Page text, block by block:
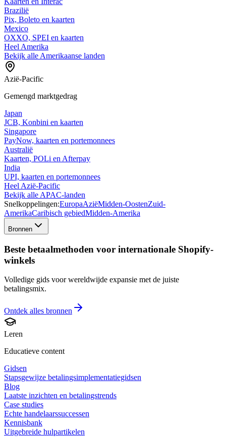
Brazilië
Pix, Boleto en kaarten
Mexico
OXXO, SPEI en kaarten
Heel Amerika
Bekijk alle Amerikaanse landen
Azië-Pacific
Gemengd marktgedrag
Japan
JCB, Konbini en kaarten
Singapore
PayNow, kaarten en portemonnees
Australië
Kaarten, POLi en Afterpay
India
UPI, kaarten en portemonnees
Heel Azië-Pacific
Bekijk alle APAC-landen
Snelkoppelingen:EuropaAziëMidden-OostenZuid-
AmerikaCaribisch gebiedMidden-Amerika
Bronnen
Beste betaalmethoden voor internationale Shopify-
winkels
Volledige gids voor wereldwijde expansie met de juiste
betalingsmix.
Ontdek alles bronnen
Leren
Educatieve content
Gidsen
Stapsgewijze betalingsimplementatiegidsen
Blog
Laatste inzichten en betalingstrends
Case studies
Echte handelaarssuccessen
Kennisbank
Uitgebreide hulpartikelen